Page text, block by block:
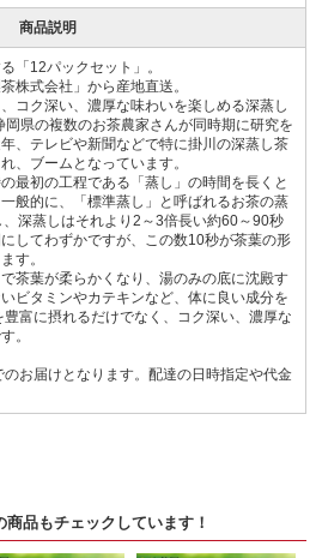
商品説明
「12パックセット」。
株式会社」から産地直送。
コク深い、濃厚な味わいを楽しめる深蒸し
県の複数のお茶農家さんが同時期に研究を
、テレビや新聞などで特に掛川の深蒸し茶
、ブームとなっています。
最初の工程である「蒸し」の時間を長くと
般的に、「標準蒸し」と呼ばれるお茶の蒸
深蒸しはそれより2～3倍長い約60～90秒
してわずかですが、この数10秒が茶葉の形
す。
茶葉が柔らかくなり、湯のみの底に沈殿す
ビタミンやカテキンなど、体に良い成分を
富に摂れるだけでなく、コク深い、濃厚な
。
のお届けとなります。配達の日時指定や代金
品もチェックしています！